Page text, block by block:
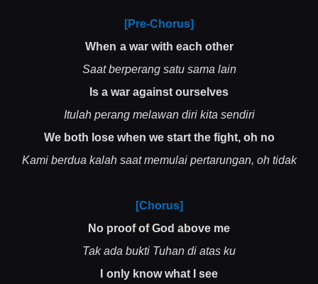
[Pre-Chorus]
When a war with each other
Saat berperang satu sama lain
Is a war against ourselves
Itulah perang melawan diri kita sendiri
We both lose when we start the fight, oh no
Kami berdua kalah saat memulai pertarungan, oh tidak
[Chorus]
No proof of God above me
Tak ada bukti Tuhan di atas ku
I only know what I see